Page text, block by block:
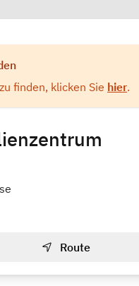
finden, klicken Sie hier.
Route